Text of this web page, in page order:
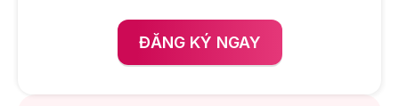
ĐĂNG KÝ NGAY